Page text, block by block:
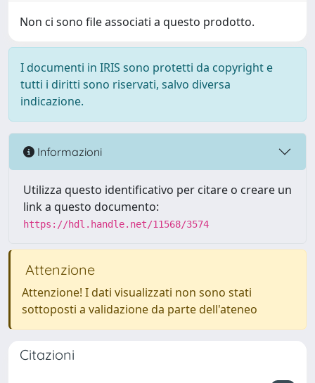
Non ci sono file associati a questo prodotto.
I documenti in IRIS sono protetti da copyright e
tutti i diritti sono riservati, salvo diversa
indicazione.
Informazioni
Utilizza questo identificativo per citare o creare un
link a questo documento:
https://hdl.handle.net/11568/3574
Attenzione
Attenzione! I dati visualizzati non sono stati
sottoposti a validazione da parte dell'ateneo
Citazioni